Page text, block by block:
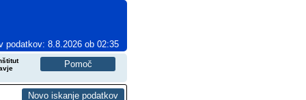
podatkov: 8.8.2026 ob 02:35